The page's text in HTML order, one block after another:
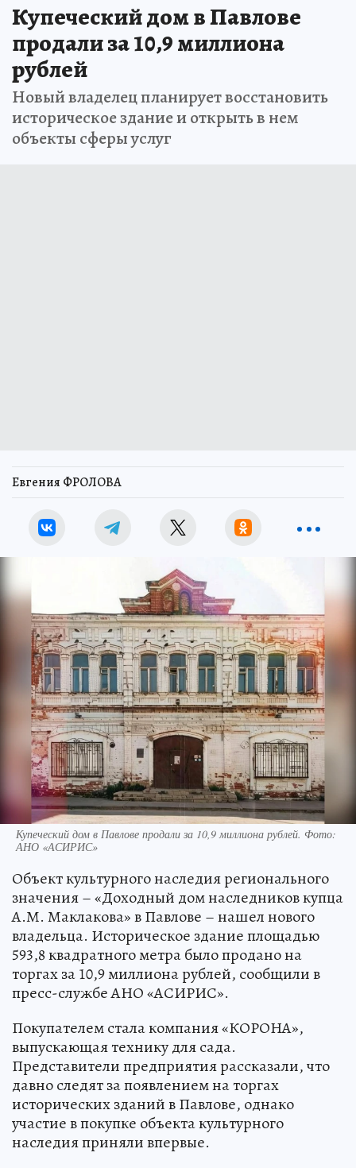
Купеческий дом в Павлове
продали за 10,9 миллиона
рублей
Новый владелец планирует восстановить
историческое здание и открыть в нем
объекты сферы услуг
Евгения ФРОЛОВА
Купеческий дом в Павлове продали за 10,9 миллиона рублей. Фото:
АНО «АСИРИС»
Объект культурного наследия регионального
значения – «Доходный дом наследников купца
А.М. Маклакова» в Павлове – нашел нового
владельца. Историческое здание площадью
593,8 квадратного метра было продано на
торгах за 10,9 миллиона рублей, сообщили в
пресс-службе АНО «АСИРИС».
Покупателем стала компания «КОРОНА»,
выпускающая технику для сада.
Представители предприятия рассказали, что
давно следят за появлением на торгах
исторических зданий в Павлове, однако
участие в покупке объекта культурного
наследия приняли впервые.